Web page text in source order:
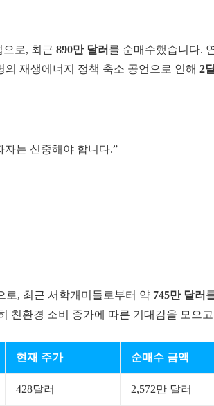
로, 최근 890만 달러 를 순매수했습니다.
재생에너지 정책 축소 공언으로 인해 2
는 신중해야 합니다.”
로, 최근 서학개미들로부터 약 745만 달러
친환경 소비 증가에 따른 기대감을 모으
현재 주가 순매수 금액
428달러 2,572만 달러